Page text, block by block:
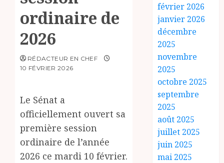
ordinaire de
2026
RÉDACTEUR EN CHEF
10 FÉVRIER 2026
Le Sénat a
officiellement ouvert sa
première session
ordinaire de l’année
2026 ce mardi 10 février.
février 2026
janvier 2026
décembre
2025
novembre
2025
octobre 2025
septembre
2025
août 2025
juillet 2025
juin 2025
mai 2025